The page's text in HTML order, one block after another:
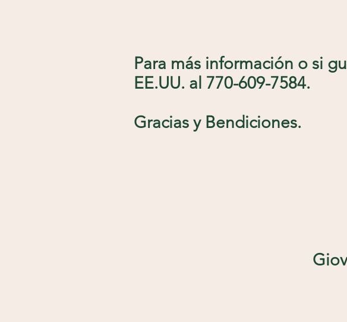
Para más información o si
EE.UU. al 770-609-7584.
Gracias y Bendiciones.
Giovanni Palmar